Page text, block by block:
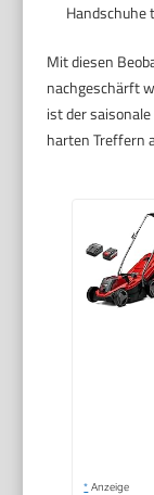
Handschuhe
Mit diesen
nachgeschärft
ist der
harten Treffern
* Anzeige